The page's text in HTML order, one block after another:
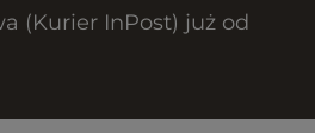
(Kurier InPost) już od